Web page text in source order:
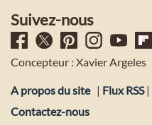
Suivez-nous
Concepteur : Xavier Argeles
A propos du site | Flux RSS|
Contactez-nous